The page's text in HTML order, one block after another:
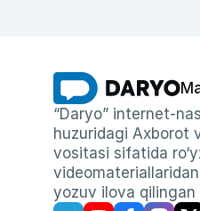
“Daryo” internet-
huzuridagi Axborot
vositasi sifatida
yozuv ilova qilingan